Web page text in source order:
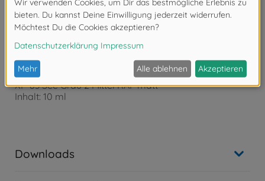
- H226 Flüssigkeit und Dampf entzündbar.
- H319 Verursacht schwere Augenreizung.
- H332 Gesundheitsschädlich bei Einatmen.
- H336 Kann Schläfrigkeit und Benommenheit
verursachen.
Tamiya XF-Acrylfarbe
XF-83 See Grau 2 Mittel RAF matt
Inhalt: 10 ml
Downloads